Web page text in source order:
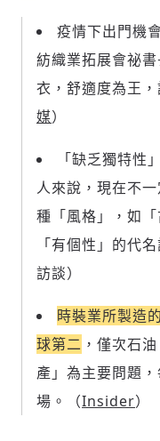
疫情下出門機
紡織業拓展會祕書
衣， 舒適度為王
媒）
「缺乏獨特性
人來說，現在不
種「風格」，如
「有個性」的代
訪談）
時裝業所製造
球第二 ，僅次石
產」為主要問題
場。（Insider）